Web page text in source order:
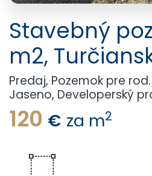
Stavebný
m2,
Predaj, Pozemok pre
Jaseno, Developerský
120 € za m2